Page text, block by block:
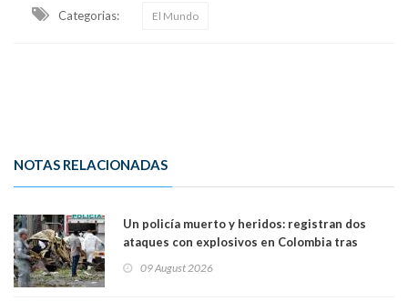
Categorias: El Mundo
NOTAS RELACIONADAS
Un policía muerto y heridos: registran dos
ataques con explosivos en Colombia tras
09 August 2026